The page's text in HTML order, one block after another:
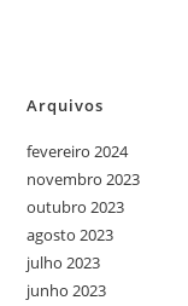
Arquivos
fevereiro 2024
novembro 2023
outubro 2023
agosto 2023
julho 2023
junho 2023